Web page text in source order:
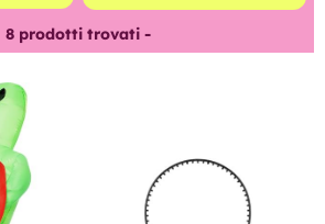
8 prodotti trovati -